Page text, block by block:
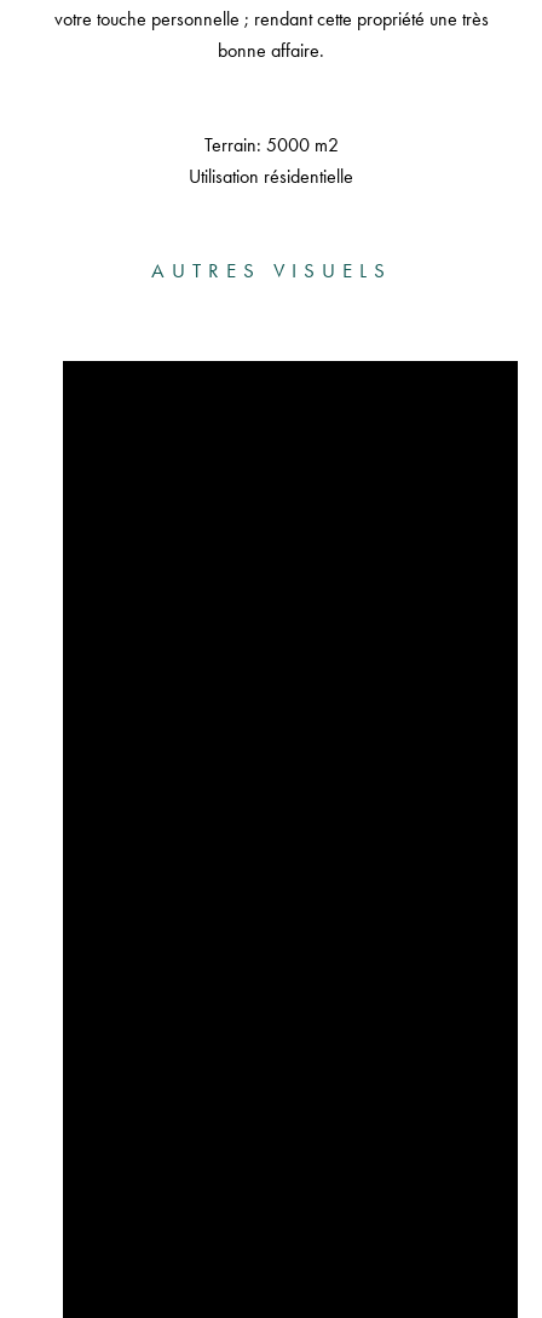
votre touche personnelle ; rendant cette propriété une très
bonne affaire.
Terrain: 5000 m2
Utilisation résidentielle
AUTRES VISUELS